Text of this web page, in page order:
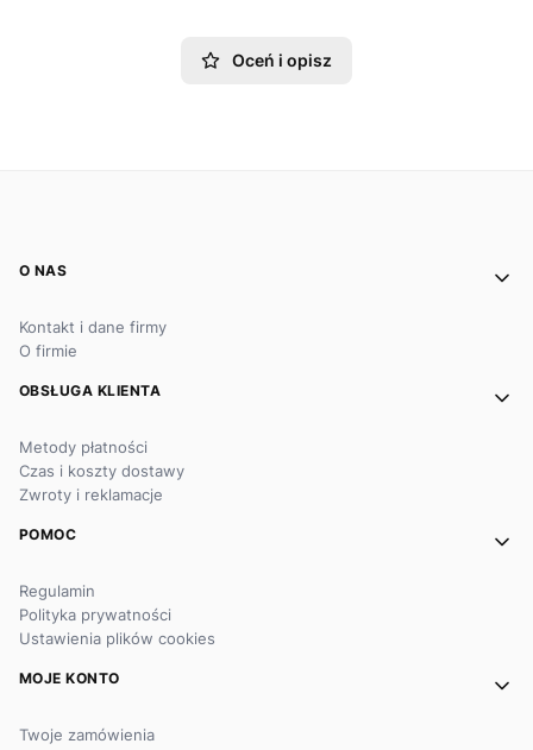
Oceń i opisz
Linki w stopce
O NAS
Kontakt i dane firmy
O firmie
OBSŁUGA KLIENTA
Metody płatności
Czas i koszty dostawy
Zwroty i reklamacje
POMOC
Regulamin
Polityka prywatności
Ustawienia plików cookies
MOJE KONTO
Twoje zamówienia